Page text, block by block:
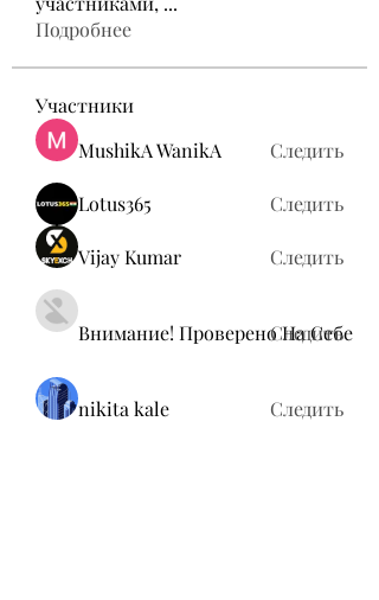
Подробнее
Участники
MushikA WanikA
Следить
Lotus365 Следить
Vijay Kumar Следить
Внимание! Проверено На Себе
Следить
nikita kale
Следить